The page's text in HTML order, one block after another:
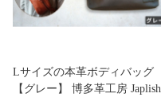
Lサイズの本革ボディバッグ
【グレー】 博多革工房 Japlish